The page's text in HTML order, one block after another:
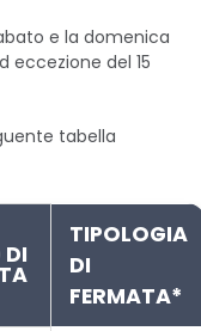
e la domenica
eccezione del 15
tabella
DI
TIPOLOGIA
DI
FERMATA*